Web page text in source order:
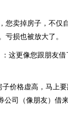
您卖掉房子，不仅
亏损也被放大了。
这更像您跟朋友
价格虚高，马上
公司（像朋友）借